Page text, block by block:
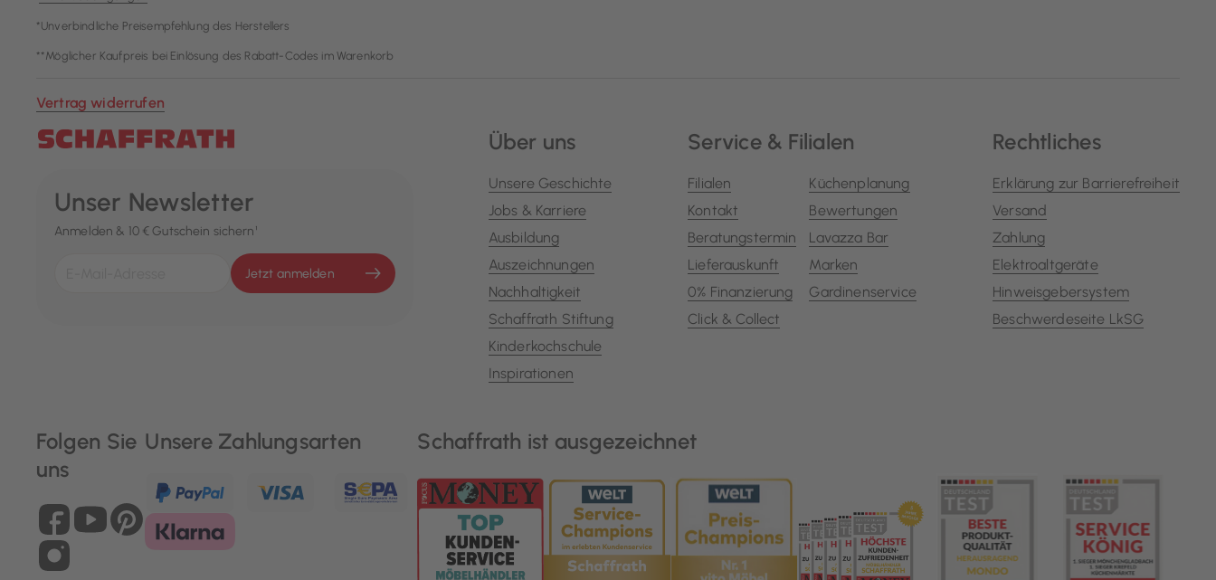
*Unverbindliche Preisempfehlung des Herstellers
**Möglicher Kaufpreis bei Einlösung des Rabatt-Codes im Warenkorb
Vertrag widerrufen
Unser Newsletter
Anmelden & 10 € Gutschein sichern¹
Jetzt anmelden
Über uns
Unsere Geschichte
Jobs & Karriere
Ausbildung
Auszeichnungen
Nachhaltigkeit
Schaffrath Stiftung
Kinderkochschule
Inspirationen
Service & Filialen
Filialen
Kontakt
Beratungstermin
Lieferauskunft
0% Finanzierung
Click & Collect
Küchenplanung
Bewertungen
Lavazza Bar
Marken
Gardinenservice
Rechtliches
Erklärung zur Barrierefreiheit
Versand
Zahlung
Elektroaltgeräte
Hinweisgebersystem
Beschwerdeseite LkSG
Folgen Sie
uns
Unsere Zahlungsarten Schaffrath ist ausgezeichnet